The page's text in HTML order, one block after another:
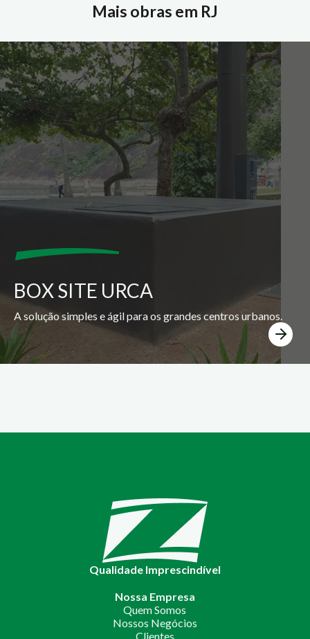
Mais obras em RJ
BOX SITE URCA
A solução simples e ágil para os grandes centros urbanos.
Qualidade Imprescindível
Nossa Empresa
Quem Somos
Nossos Negócios
Clientes